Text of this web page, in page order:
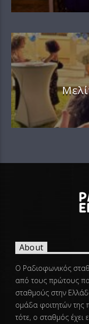
About
Ο Ραδιοφωνικός
από τους πρώτους
σταθμούς στην
ομάδα φοιτητών της
τότε, ο σταθμός έχει